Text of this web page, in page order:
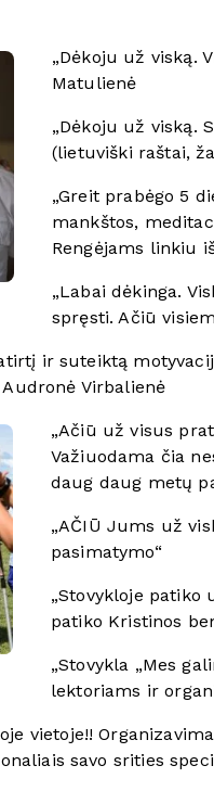
„Dėkoju už viską.
Matulienė
„Dėkoju už viską.
(lietuviški raštai,
„Greit prabėgo 5
mankštos,
Rengėjams linkiu
„Labai dėkinga.
spręsti. Ačiū
ir suteiktą
Virbalienė
„Ačiū už visus
Važiuodama čia
daug daug metų
„AČIŪ Jums už
pasimatymo“
„Stovykloje patiko
patiko Kristinos
„Stovykla „Mes
lektoriams ir
vietoje!!
savo srities